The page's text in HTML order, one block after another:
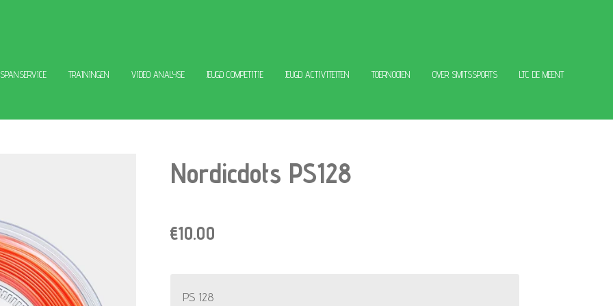
TRAININGEN VIDEO ANALYSE JEUGD COMPETITIE JEUGD ACTIVITEITEN TOERNOOIEN OVER SMITSSPORTS LTC DE MEENT
Nordicdots PS128
€10.00
PS 128